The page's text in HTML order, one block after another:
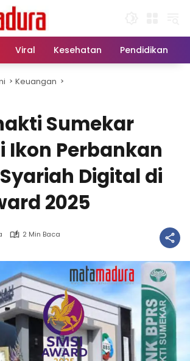
Viral Kesehatan Pendidikan
Keuangan
Sumekar
Ikon Perbankan
Digital di
2025
2 Min Baca